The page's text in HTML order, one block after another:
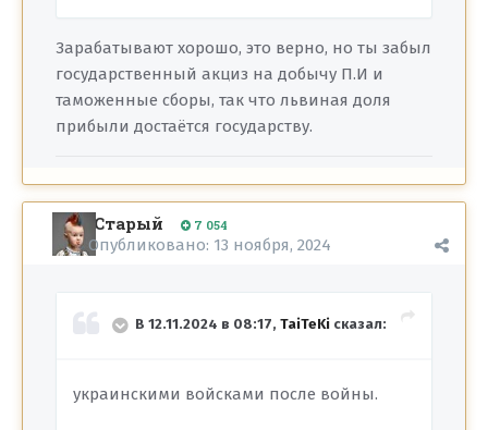
Зарабатывают хорошо, это верно, но ты забыл
государственный акциз на добычу П.И и
таможенные сборы, так что львиная доля
прибыли достаётся государству.
Старый 7 054
Опубликовано: 13 ноября, 2024
В 12.11.2024 в 08:17, TaiTeKi сказал:
украинскими войсками после войны.